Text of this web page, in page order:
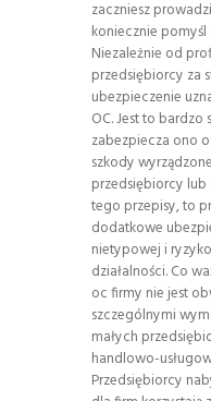
zaczniesz
koniecznie
Niezależnie od
przedsiębiorcy za
ubezpieczenie
OC. Jest to bardzo
zabezpiecza ono
szkody
przedsiębiorcy lub
tego przepisy, to
dodatkowe
nietypowej i
działalności. Co
oc firmy nie jest
szczególnymi
małych
handlowo-
Przedsiębiorcy